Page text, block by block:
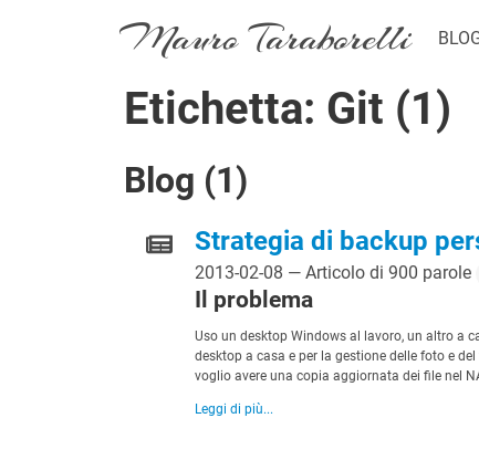
Mauro Taraborelli
Etichetta: Git (1)
Blog (1)
Strategia di backup
2013-02-08 — Articolo di 900 parole
Il problema
Uso un desktop Windows al lavoro, un altro a
desktop a casa e per la gestione delle foto e
voglio avere una copia aggiornata dei file nel
Leggi di più...